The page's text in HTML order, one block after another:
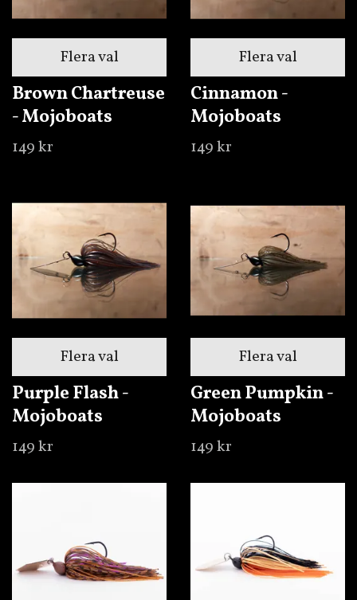
Flera val
Brown Chartreuse
- Mojoboats
149 kr
Flera val
Cinnamon -
Mojoboats
149 kr
Flera val
Purple Flash -
Mojoboats
149 kr
Flera val
Green Pumpkin -
Mojoboats
149 kr